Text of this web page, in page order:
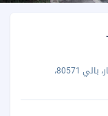
شارع جمباوان رقم 29B، بادانج تيجال كلود، اوبود، غنيار، بالي 80571،